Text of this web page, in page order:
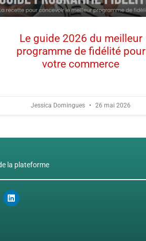
Le guide 2026 du meilleur
programme de fidélité pour
votre commerce
Jessica Domingues 26 mai 2026
la plateforme